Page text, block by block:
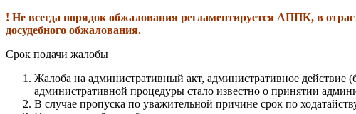
! Не всегда порядок обжалования регламентируется АППК, в
досудебного обжалования.
Срок подачи жалобы
Жалоба на административный акт, административное действие
административной процедуры стало известно о принятии
В случае пропуска по уважительной причине срок по